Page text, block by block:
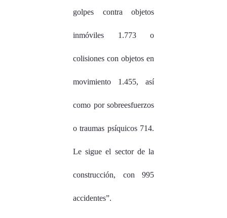
golpes contra objetos
inmóviles 1.773 o
colisiones con objetos en
movimiento 1.455, así
como por sobreesfuerzos
o traumas psíquicos 714.
Le sigue el sector de la
construcción, con 995
accidentes”.